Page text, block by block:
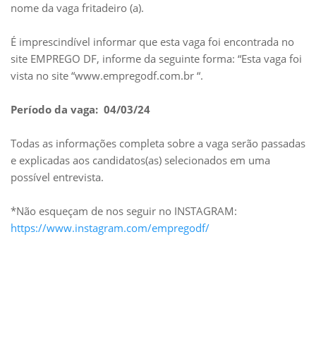
nome da vaga fritadeiro (a).
É imprescindível informar que esta vaga foi encontrada no
site EMPREGO DF, informe da seguinte forma: “Esta vaga foi
vista no site “www.empregodf.com.br “.
Período da vaga: 04/03/24
Todas as informações completa sobre a vaga serão passadas
e explicadas aos candidatos(as) selecionados em uma
possível entrevista.
*Não esqueçam de nos seguir no INSTAGRAM:
https://www.instagram.com/empregodf/